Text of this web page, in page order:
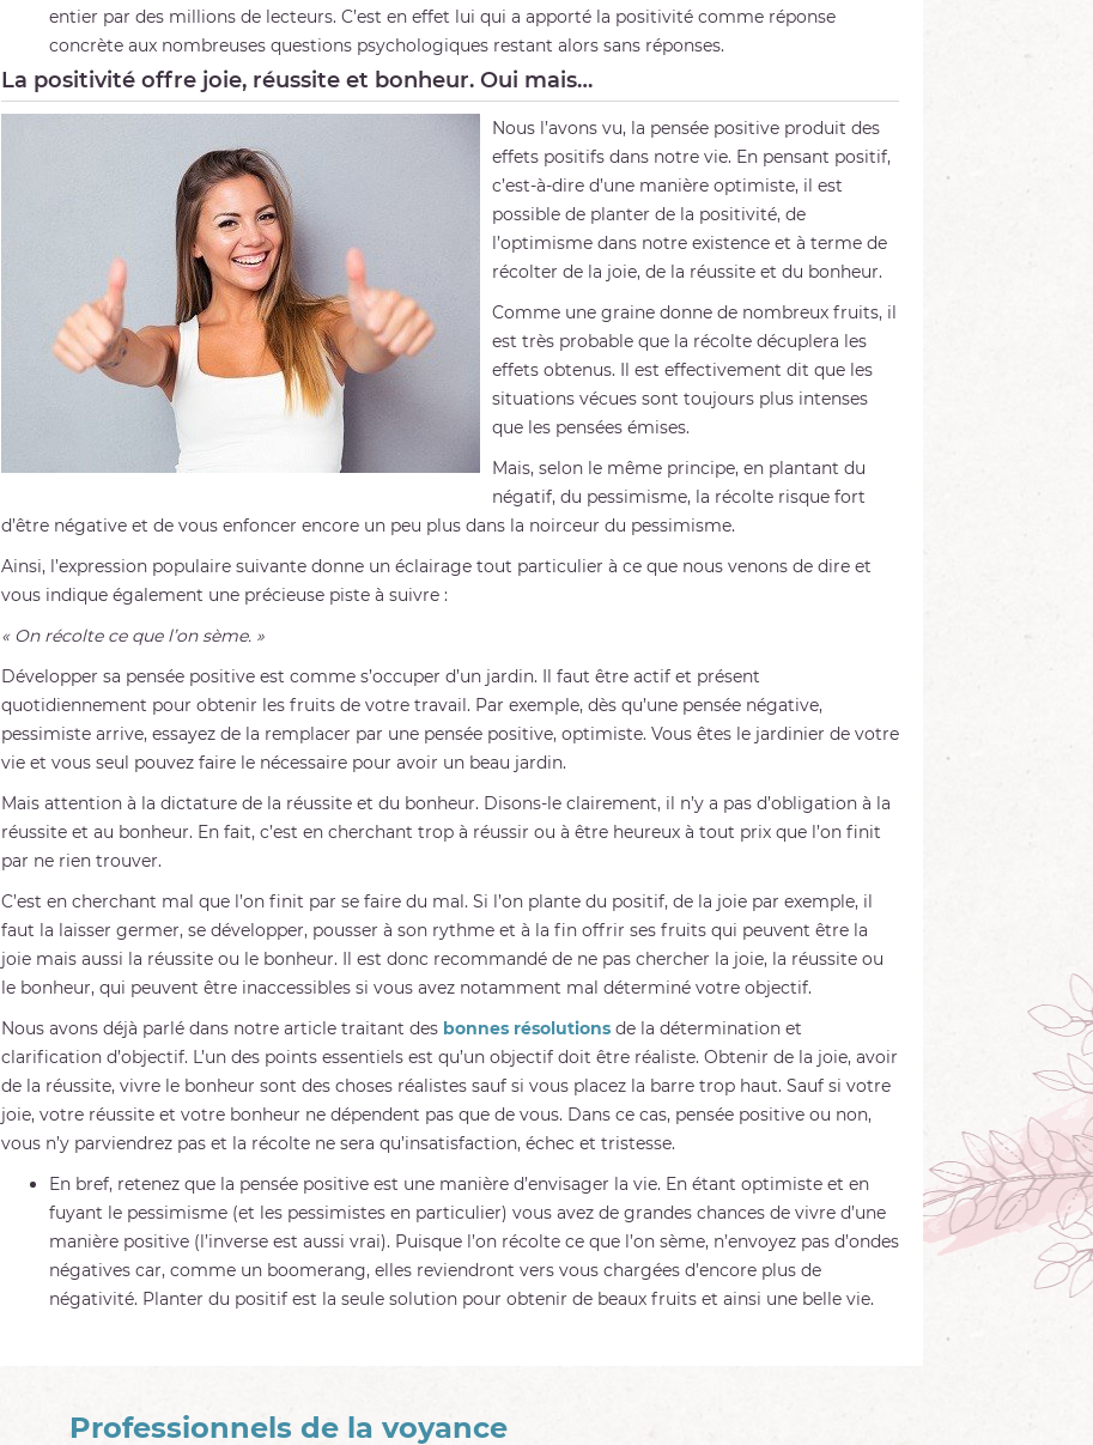
entier par des millions de lecteurs. C’est en effet lui qui a apporté la positivité comme réponse
concrète aux nombreuses questions psychologiques restant alors sans réponses.
La positivité offre joie, réussite et bonheur. Oui mais…
Nous l’avons vu, la pensée positive produit des
effets positifs dans notre vie. En pensant positif,
c’est-à-dire d’une manière optimiste, il est
possible de planter de la positivité, de
l’optimisme dans notre existence et à terme de
récolter de la joie, de la réussite et du bonheur.
Comme une graine donne de nombreux fruits, il
est très probable que la récolte décuplera les
effets obtenus. Il est effectivement dit que les
situations vécues sont toujours plus intenses
que les pensées émises.
Mais, selon le même principe, en plantant du
négatif, du pessimisme, la récolte risque fort
d’être négative et de vous enfoncer encore un peu plus dans la noirceur du pessimisme.
Ainsi, l’expression populaire suivante donne un éclairage tout particulier à ce que nous venons de dire et
vous indique également une précieuse piste à suivre :
« On récolte ce que l’on sème. »
Développer sa pensée positive est comme s’occuper d’un jardin. Il faut être actif et présent
quotidiennement pour obtenir les fruits de votre travail. Par exemple, dès qu’une pensée négative,
pessimiste arrive, essayez de la remplacer par une pensée positive, optimiste. Vous êtes le jardinier de votre
vie et vous seul pouvez faire le nécessaire pour avoir un beau jardin.
Mais attention à la dictature de la réussite et du bonheur. Disons-le clairement, il n’y a pas d’obligation à la
réussite et au bonheur. En fait, c’est en cherchant trop à réussir ou à être heureux à tout prix que l’on finit
par ne rien trouver.
C’est en cherchant mal que l’on finit par se faire du mal. Si l’on plante du positif, de la joie par exemple, il
faut la laisser germer, se développer, pousser à son rythme et à la fin offrir ses fruits qui peuvent être la
joie mais aussi la réussite ou le bonheur. Il est donc recommandé de ne pas chercher la joie, la réussite ou
le bonheur, qui peuvent être inaccessibles si vous avez notamment mal déterminé votre objectif.
Nous avons déjà parlé dans notre article traitant des bonnes résolutions de la détermination et
clarification d’objectif. L’un des points essentiels est qu’un objectif doit être réaliste. Obtenir de la joie, avoir
de la réussite, vivre le bonheur sont des choses réalistes sauf si vous placez la barre trop haut. Sauf si votre
joie, votre réussite et votre bonheur ne dépendent pas que de vous. Dans ce cas, pensée positive ou non,
vous n’y parviendrez pas et la récolte ne sera qu’insatisfaction, échec et tristesse.
En bref, retenez que la pensée positive est une manière d’envisager la vie. En étant optimiste et en
fuyant le pessimisme (et les pessimistes en particulier) vous avez de grandes chances de vivre d’une
manière positive (l’inverse est aussi vrai). Puisque l’on récolte ce que l’on sème, n’envoyez pas d’ondes
négatives car, comme un boomerang, elles reviendront vers vous chargées d’encore plus de
négativité. Planter du positif est la seule solution pour obtenir de beaux fruits et ainsi une belle vie.
Professionnels de la voyance